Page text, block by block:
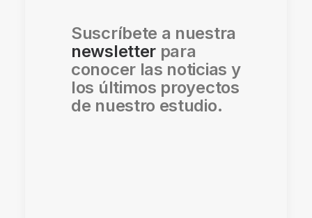
Suscríbete a nuestra
newsletter para
conocer las noticias y
los últimos proyectos
de nuestro estudio.